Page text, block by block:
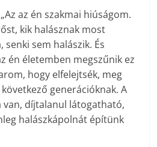
az én szakmai hiúságom.
kik halásznak most
sem halászik. És
én életemben megszűnik ez
hogy elfelejtsék, meg
generációknak. A
díjtalanul látogatható,
halászkápolnát építünk